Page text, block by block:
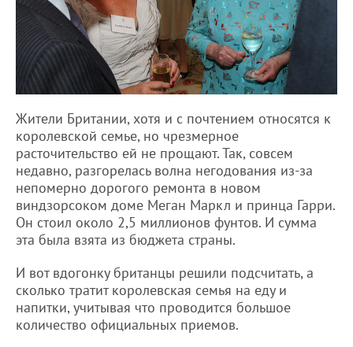
Жители Британии, хотя и с почтением относятся к
королевской семье, но чрезмерное
расточительство ей не прощают. Так, совсем
недавно, разгорелась волна негодования из-за
непомерно дорогого ремонта в новом
виндзорсоком доме Меган Маркл и принца Гарри.
Он стоил около 2,5 миллионов фунтов. И сумма
эта была взята из бюджета страны.
И вот вдогонку британцы решили подсчитать, а
сколько тратит королевская семья на еду и
напитки, учитывая что проводится большое
количество официальных приемов.